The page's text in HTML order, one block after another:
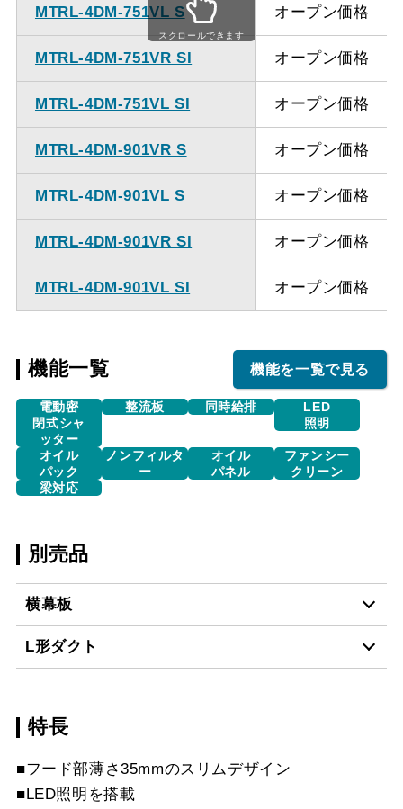
ください。
MTRL-4DM-751VL S オープン価格
MTRL-4DM-751VR SI オープン価格
MTRL-4DM-751VL SI オープン価格
MTRL-4DM-901VR S オープン価格
MTRL-4DM-901VL S オープン価格
MTRL-4DM-901VR SI オープン価格
MTRL-4DM-901VL SI オープン価格
スクロールできます
機能一覧 機能を一覧で見る
電動密
閉式シャ
ッター
整流板 同時給排
LED
照明
オイル
パック
ノンフィルタ
ー
オイル
パネル
ファンシー
クリーン
梁対応
別売品
横幕板
L形ダクト
LD-15
特長
■フード部薄さ35mmのスリムデザイン
■LED照明を搭載